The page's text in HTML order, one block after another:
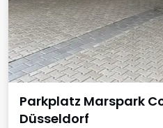
Parkplatz Marspark
Düsseldorf